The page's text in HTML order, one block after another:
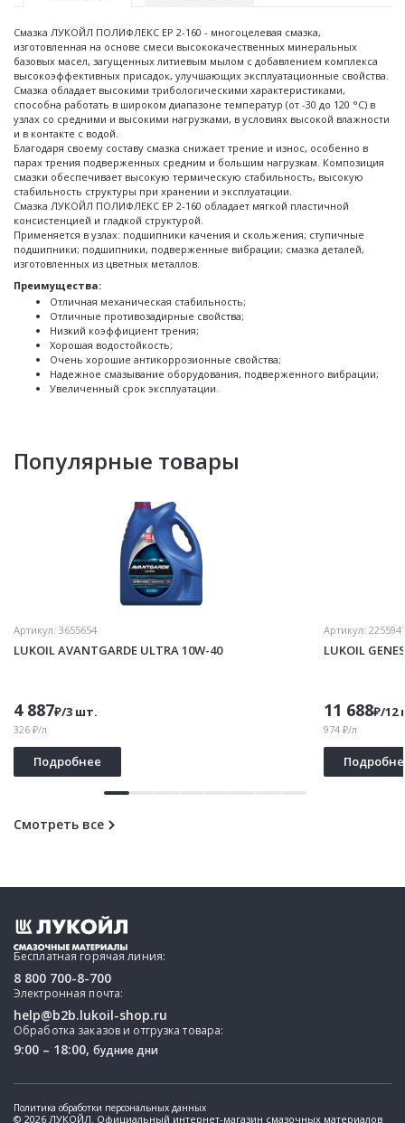
Смазка ЛУКОЙЛ ПОЛИФЛЕКС ЕР 2-160 - многоцелевая смазка,
изготовленная на основе смеси высококачественных минеральных
базовых масел, загущенных литиевым мылом с добавлением комплекса
высокоэффективных присадок, улучшающих эксплуатационные свойства.
Смазка обладает высокими трибологическими характеристиками,
способна работать в широком диапазоне температур (от -30 до 120 °С) в
узлах со средними и высокими нагрузками, в условиях высокой влажности
и в контакте с водой.
Благодаря своему составу смазка снижает трение и износ, особенно в
парах трения подверженных средним и большим нагрузкам. Композиция
смазки обеспечивает высокую термическую стабильность, высокую
стабильность структуры при хранении и эксплуатации.
Смазка ЛУКОЙЛ ПОЛИФЛЕКС ЕР 2-160 обладает мягкой пластичной
консистенцией и гладкой структурой.
Применяется в узлах: подшипники качения и скольжения; ступичные
подшипники; подшипники, подверженные вибрации; смазка деталей,
изготовленных из цветных металлов.
Преимущества:
Отличная механическая стабильность;
Отличные противозадирные свойства;
Низкий коэффициент трения;
Хорошая водостойкость;
Очень хорошие антикоррозионные свойства;
Надежное смазывание оборудования, подверженного вибрации;
Увеличенный срок эксплуатации.
Популярные товары
Артикул: 3655654
LUKOIL AVANTGARDE ULTRA 10W-40
4 887₽/3 шт.
326 ₽/л
Подробнее
Артикул:
LUKOIL
11 688₽/12
974 ₽/л
Смотреть все
Бесплатная горячая линия:
8 800 700-8-700
Электронная почта:
help@b2b.lukoil-shop.ru
Обработка заказов и отгрузка товара:
9:00 – 18:00, будние дни
© 2026 ЛУКОЙЛ. Официальный интернет-магазин смазочных материалов
Политика обработки персональных данных